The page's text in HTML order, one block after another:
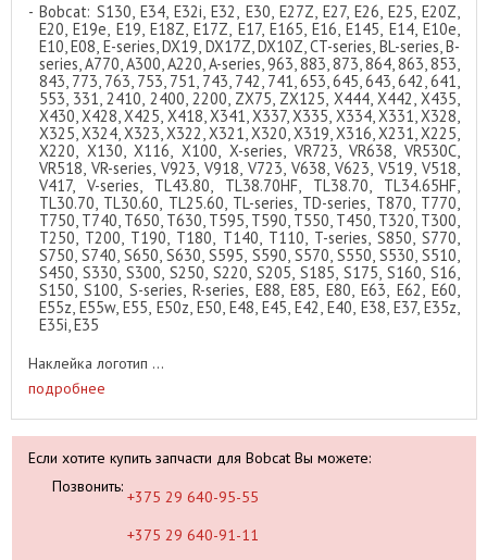
Bobcat: S130, E34, E32i, E32, E30, E27Z, E27, E26, E25, E20Z,
E20, E19e, E19, E18Z, E17Z, E17, E165, E16, E145, E14, E10e,
E10, E08, E-series, DX19, DX17Z, DX10Z, CT-series, BL-series, B-
series, A770, A300, A220, A-series, 963, 883, 873, 864, 863, 853,
843, 773, 763, 753, 751, 743, 742, 741, 653, 645, 643, 642, 641,
553, 331, 2410, 2400, 2200, ZX75, ZX125, X444, X442, X435,
X430, X428, X425, X418, X341, X337, X335, X334, X331, X328,
X325, X324, X323, X322, X321, X320, X319, X316, X231, X225,
X220, X130, X116, X100, X-series, VR723, VR638, VR530C,
VR518, VR-series, V923, V918, V723, V638, V623, V519, V518,
V417, V-series, TL43.80, TL38.70HF, TL38.70, TL34.65HF,
TL30.70, TL30.60, TL25.60, TL-series, TD-series, T870, T770,
T750, T740, T650, T630, T595, T590, T550, T450, T320, T300,
T250, T200, T190, T180, T140, T110, T-series, S850, S770,
S750, S740, S650, S630, S595, S590, S570, S550, S530, S510,
S450, S330, S300, S250, S220, S205, S185, S175, S160, S16,
S150, S100, S-series, R-series, E88, E85, E80, E63, E62, E60,
E55z, E55w, E55, E50z, E50, E48, E45, E42, E40, E38, E37, E35z,
E35i, E35
Наклейка логотип ...
подробнее
Если хотите купить запчасти для Bobcat Вы можете:
Позвонить:
+375 29 640-95-55
+375 29 640-91-11